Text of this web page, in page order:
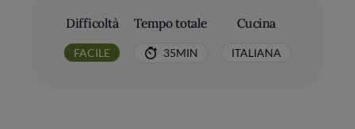
Difficoltà
FACILE
Tempo totale
35MIN
Cucina
ITALIANA